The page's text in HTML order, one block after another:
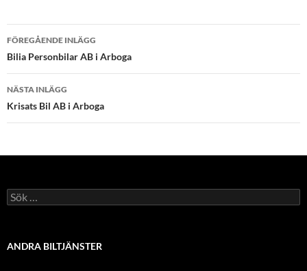
Inläggsnavigering
FÖREGÅENDE INLÄGG
Bilia Personbilar AB i Arboga
NÄSTA INLÄGG
Krisats Bil AB i Arboga
Sök
efter:
ANDRA BILTJÄNSTER